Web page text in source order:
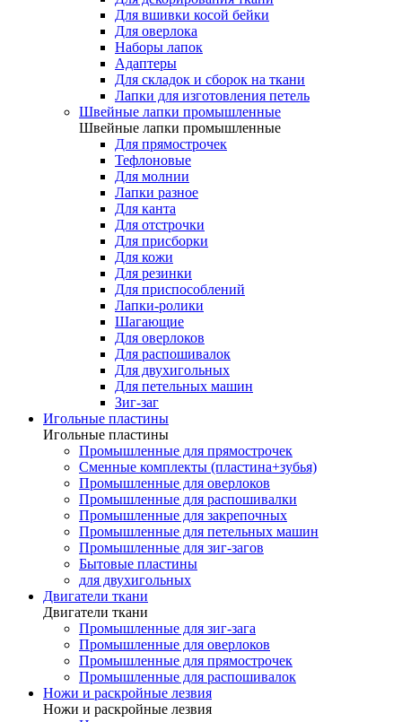
Для вшивки косой бейки
Для оверлока
Наборы лапок
Адаптеры
Для складок и сборок на ткани
Лапки для изготовления петель
Швейные лапки промышленные
Швейные лапки промышленные
Для прямострочек
Тефлоновые
Для молнии
Лапки разное
Для канта
Для отстрочки
Для присборки
Для кожи
Для резинки
Для приспособлений
Лапки-ролики
Шагающие
Для оверлоков
Для распошивалок
Для двухигольных
Для петельных машин
Зиг-заг
Игольные пластины
Игольные пластины
Промышленные для прямострочек
Сменные комплекты (пластина+зубья)
Промышленные для оверлоков
Промышленные для распошивалки
Промышленные для закрепочных
Промышленные для петельных машин
Промышленные для зиг-загов
Бытовые пластины
для двухигольных
Двигатели ткани
Двигатели ткани
Промышленные для зиг-зага
Промышленные для оверлоков
Промышленные для прямострочек
Промышленные для распошивалок
Ножи и раскройные лезвия
Ножи и раскройные лезвия